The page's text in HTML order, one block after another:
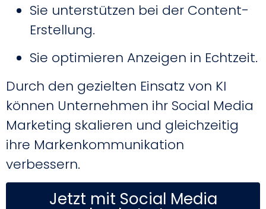
Sie unterstützen bei der Content-
Erstellung.
Sie optimieren Anzeigen in Echtzeit.
Durch den gezielten Einsatz von KI
können Unternehmen ihr Social Media
Marketing skalieren und gleichzeitig
ihre Markenkommunikation
verbessern.
Jetzt mit Social Media